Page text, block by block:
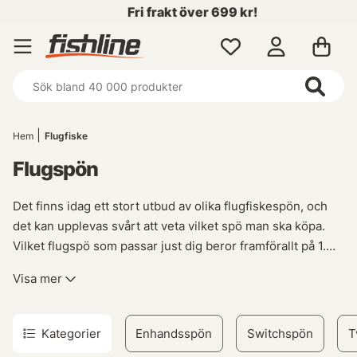
Fri frakt över 699 kr!
Hem Flugfiske
Flugspön
Det finns idag ett stort utbud av olika flugfiskespön, och
det kan upplevas svårt att veta vilket spö man ska köpa.
Vilket flugspö som passar just dig beror framförallt på 1.
av fiske du främst tänkt att utföra.
billigt, så det är viktigt att du köper det spö som passar
både ditt fiske och din plånbok samtidigt som det är bra att
Visa mer
Kategorier Enhandsspön Switchspön